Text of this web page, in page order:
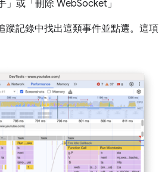
或「刪除 WebSocket」
蹤記錄中找出這類事件並點選。這項